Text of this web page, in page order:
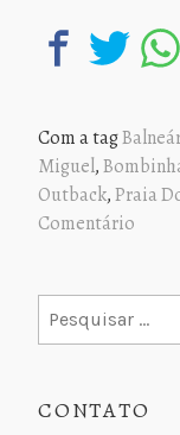
Com a tag
Miguel,
Outback,Praia
Comentário
por:
CONTATO